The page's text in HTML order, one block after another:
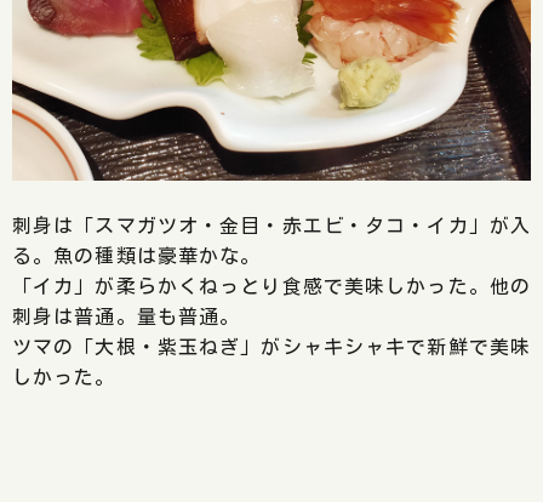
刺身は「スマガツオ・金目・赤エビ・タコ・イカ」が入
る。魚の種類は豪華かな。
「イカ」が柔らかくねっとり食感で美味しかった。他の
刺身は普通。量も普通。
ツマの「大根・紫玉ねぎ」がシャキシャキで新鮮で美味
しかった。